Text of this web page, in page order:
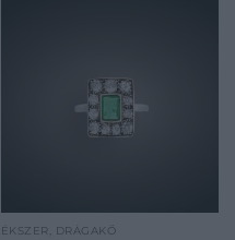
ÉKSZER, DRÁGAKŐ